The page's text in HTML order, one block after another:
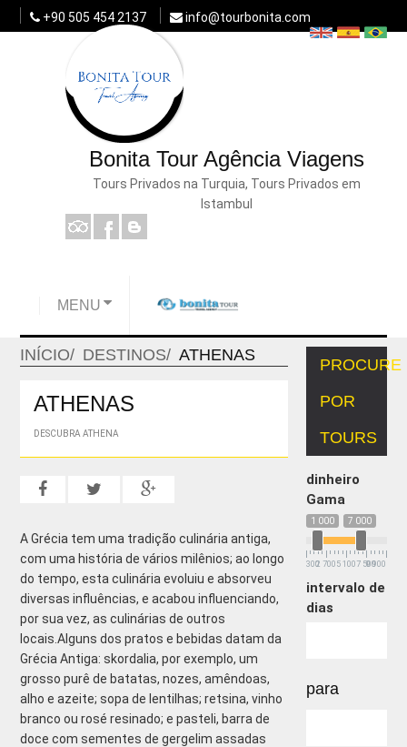
+90 505 454 2137 info@tourbonita.com
Bonita Tour Agência Viagens
Tours Privados na Turquia, Tours Privados em
Istambul
MENU
INÍCIO DESTINOS ATHENAS
ATHENAS
DESCUBRA ATHENA
A Grécia tem uma tradição culinária antiga,
com uma história de vários milênios; ao longo
do tempo, esta culinária evoluiu e absorveu
diversas influências, e acabou influenciando,
por sua vez, as culinárias de outros
locais.Alguns dos pratos e bebidas datam da
Grécia Antiga: skordalia, por exemplo, um
grosso purê de batatas, nozes, amêndoas,
alho e azeite; sopa de lentilhas; retsina, vinho
branco ou rosé resinado; e pasteli, barra de
doce com sementes de gergelim assadas
PROCURE
POR
TOURS
dinheiro
Gama
1 000 7 000
3002 700 5 100 7 5009 900
intervalo de
dias
para